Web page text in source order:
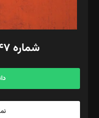
مد‌یر توسعه تجاری: کامبیز برید‌
امور مالی: شاپور رهبری، محمد‌
آگهی و مشترکین: ۰۹۱۹۹۹۹۰۴۵۴
شماره ۱۴۷ - مرداد ۱۴۰۵